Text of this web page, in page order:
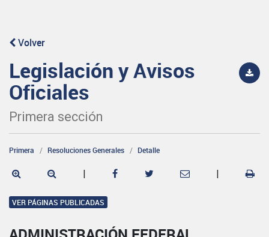
Volver
Legislación y Avisos
Oficiales
Primera sección
Primera Resoluciones Generales Detalle
| |
VER PÁGINAS PUBLICADAS